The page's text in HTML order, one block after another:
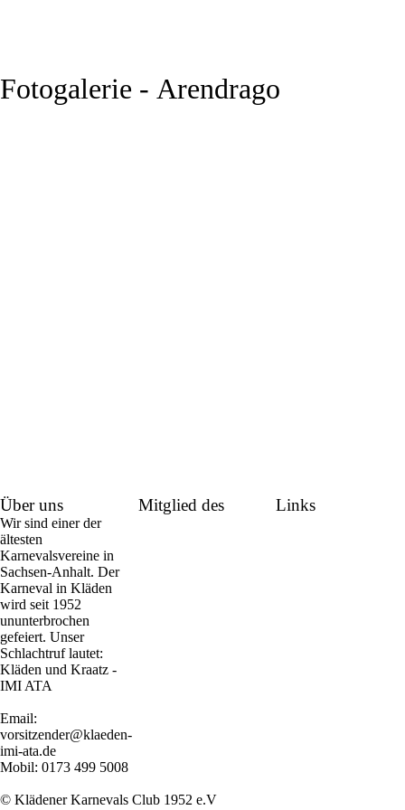
Fotogalerie - Arendrago
Über uns
Wir sind einer der
ältesten
Karnevalsvereine in
Sachsen-Anhalt. Der
Karneval in Kläden
wird seit 1952
ununterbrochen
gefeiert. Unser
Schlachtruf lautet:
Kläden und Kraatz -
IMI ATA
Email:
vorsitzender@klaeden-
imi-ata.de
Mobil: 0173 499 5008
Mitglied des Links
© Klädener Karnevals Club 1952 e.V